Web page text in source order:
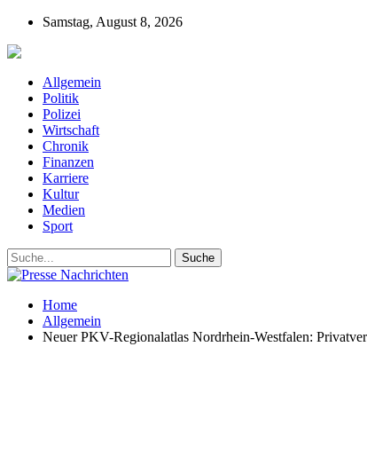
Samstag, August 8, 2026
Allgemein
Politik
Polizei
Wirtschaft
Chronik
Finanzen
Karriere
Kultur
Medien
Sport
Home
Allgemein
Neuer PKV-Regionalatlas Nordrhein-Westfalen: